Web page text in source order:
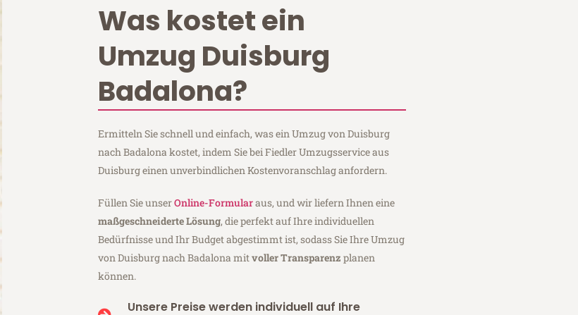
Was kostet ein
Umzug Duisburg
Badalona?
Ermitteln Sie schnell und einfach, was ein Umzug von Duisburg
nach Badalona kostet, indem Sie bei Fiedler Umzugsservice aus
Duisburg einen unverbindlichen Kostenvoranschlag anfordern.
Füllen Sie unserOnline-Formularaus, und wir liefern Ihnen eine
maßgeschneiderte Lösung, die perfekt auf Ihre individuellen
Bedürfnisse und Ihr Budget abgestimmt ist, sodass Sie Ihre Umzug
von Duisburg nach Badalona mitvoller Transparenz planen
können.
Unsere Preise werden individuell auf Ihre